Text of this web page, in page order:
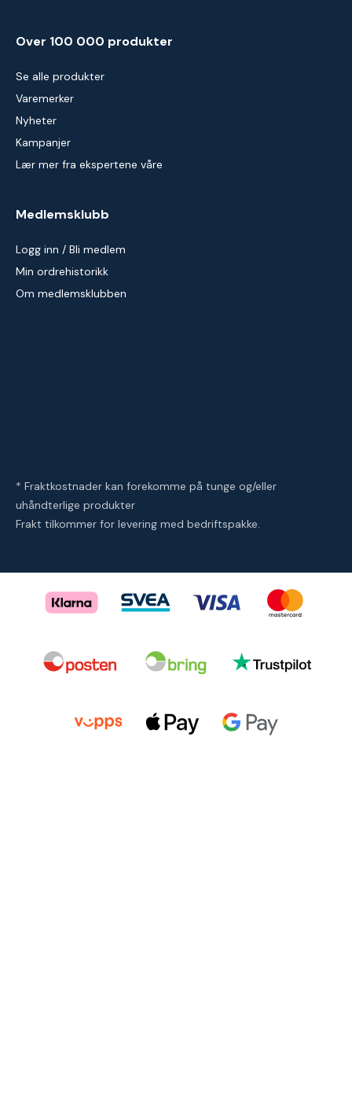
Over 100 000 produkter
Se alle produkter
Varemerker
Nyheter
Kampanjer
Lær mer fra ekspertene våre
Medlemsklubb
Logg inn / Bli medlem
Min ordrehistorikk
Om medlemsklubben
* Fraktkostnader kan forekomme på tunge og/eller
uhåndterlige produkter
Frakt tilkommer for levering med bedriftspakke.